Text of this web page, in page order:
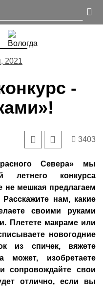
2021
-
3403
Севера» мы
летнего конкурса
не мешкая предлагаем
нам, какие
своими руками
Плетете макраме или
новогодние
из спичек, вяжете
изобретаете
сопровождайте свои
отлично, если вы